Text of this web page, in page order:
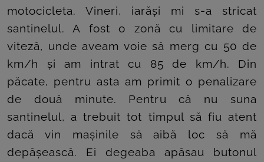
motocicleta. Vineri, iarăși mi s-a stricat
santinelul. A fost o zonă cu limitare de
viteză, unde aveam voie să merg cu 50 de
km/h și am intrat cu 85 de km/h. Din
păcate, pentru asta am primit o penalizare
de două minute. Pentru că nu suna
santinelul, a trebuit tot timpul să fiu atent
dacă vin mașinile să aibă loc să mă
depășească. Ei degeaba apăsau butonul